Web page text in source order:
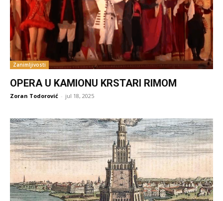
Zanimljivosti
OPERA U KAMIONU KRSTARI RIMOM
Zoran Todorović - jul 18, 2025